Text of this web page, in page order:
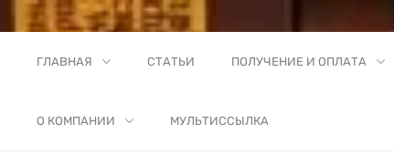
ГЛАВНАЯ СТАТЬИ ПОЛУЧЕНИЕ И ОПЛАТА
О КОМПАНИИ МУЛЬТИССЫЛКА